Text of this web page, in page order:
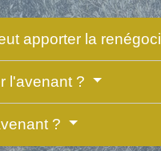
apporter la
l'avenant ?
?